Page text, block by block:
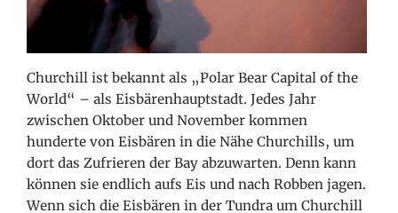
Churchill ist bekannt als „Polar Bear Capital of the
World“ – als Eisbärenhauptstadt. Jedes Jahr
zwischen Oktober und November kommen
hunderte von Eisbären in die Nähe Churchills, um
dort das Zufrieren der Bay abzuwarten. Denn kann
können sie endlich aufs Eis und nach Robben jagen.
Wenn sich die Eisbären in der Tundra um Churchill